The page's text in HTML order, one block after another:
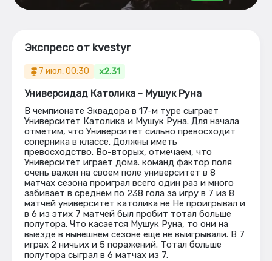
Экспресс от kvestyr
7 июл, 00:30 x2.31
Универсидад Католика - Мушук Руна
В чемпионате Эквадора в 17-м туре сыграет
Университет Католика и Мушук Руна. Для начала
отметим, что Университет сильно превосходит
соперника в классе. Должны иметь
превосходство. Во-вторых, отмечаем, что
Университет играет дома. команд фактор поля
очень важен на своем поле университет в 8
матчах сезона проиграл всего один раз и много
забивает в среднем по 238 гола за игру в 7 из 8
матчей университет католика не Не проигрывал и
в 6 из этих 7 матчей был пробит тотал больше
полутора. Что касается Мушук Руна, то они на
выезде в нынешнем сезоне еще не выигрывали. В 7
играх 2 ничьих и 5 поражений. Тотал больше
полутора сыграл в 6 матчах из 7.